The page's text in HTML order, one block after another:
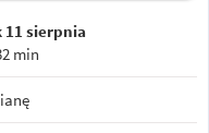
sierpnia
min